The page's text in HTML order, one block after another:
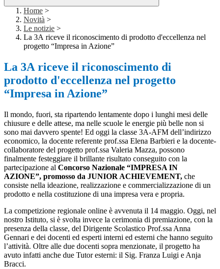
Home >
Novità >
Le notizie >
La 3A riceve il riconoscimento di prodotto d'eccellenza nel
progetto “Impresa in Azione”
La 3A riceve il riconoscimento di
prodotto d'eccellenza nel progetto
“Impresa in Azione”
Il mondo, fuori, sta ripartendo lentamente dopo i lunghi mesi delle
chiusure e delle attese, ma nelle scuole le energie più belle non si
sono mai davvero spente! Ed oggi la classe 3A-AFM dell’indirizzo
economico, la docente referente prof.ssa Elena Barbieri e la docente-
collaboratore del progetto prof.ssa Valeria Mazza, possono
finalmente festeggiare il brillante risultato conseguito con la
partecipazione al Concorso Nazionale “IMPRESA IN
AZIONE”, promosso da JUNIOR ACHIEVEMENT, che
consiste nella ideazione, realizzazione e commercializzazione di un
prodotto e nella costituzione di una impresa vera e propria.
La competizione regionale online è avvenuta il 14 maggio. Oggi, nel
nostro Istituto, si è svolta invece la cerimonia di premiazione, con la
presenza della classe, del Dirigente Scolastico Prof.ssa Anna
Gennari e dei docenti ed esperti interni ed esterni che hanno seguito
l’attività. Oltre alle due docenti sopra menzionate, il progetto ha
avuto infatti anche due Tutor esterni: il Sig. Franza Luigi e Anja
Bracci.